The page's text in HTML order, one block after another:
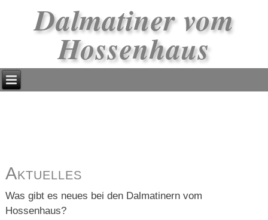
Dalmatiner vom
Hossenhaus
Aktuelles
Was gibt es neues bei den Dalmatinern vom
Hossenhaus?